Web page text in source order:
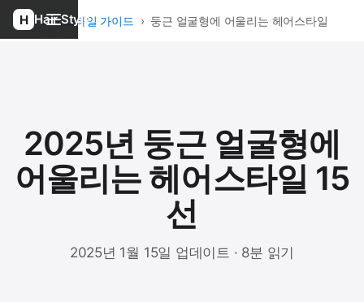
Hair Style
홈 헤어스타일 가이드 › 둥근 얼굴형에 어울리는 헤어스타일
2025년 둥근 얼굴형에
어울리는 헤어스타일 15
선
2025년 1월 15일 업데이트 · 8분 읽기